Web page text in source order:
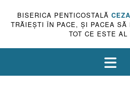
BISERICA PENTICOSTALĂ
TRĂIEŞTI ÎN PACE, ŞI PACEA SĂ
TOT CE ESTE AL